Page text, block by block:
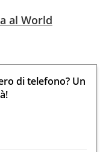
al World
di telefono? Un